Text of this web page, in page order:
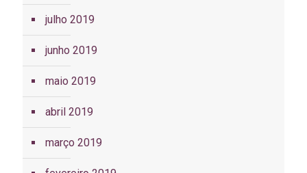
julho 2019
junho 2019
maio 2019
abril 2019
março 2019